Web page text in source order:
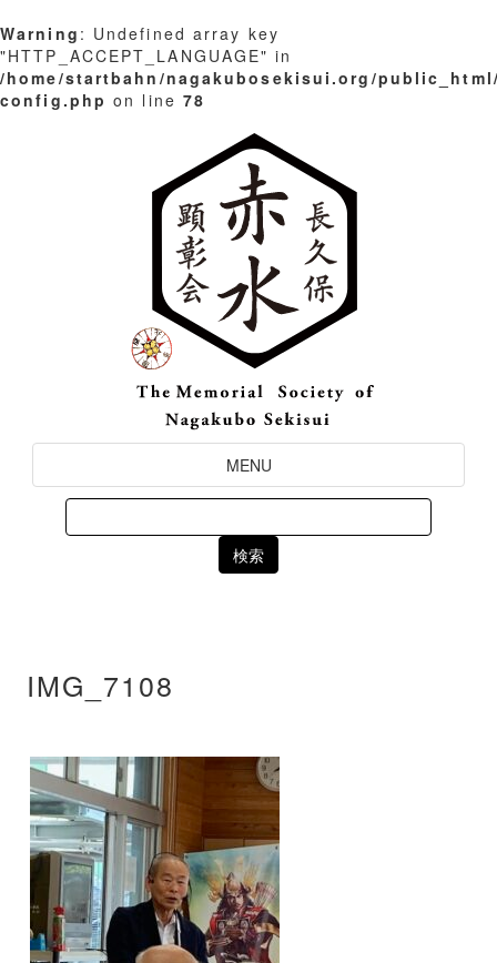
Warning : Undefined array key
"HTTP_ACCEPT_LANGUAGE" in
/home/startbahn/nagakubosekisui.org/
config.php on line 78
Toggle
Navigation
MENU
Search
for:
IMG_7108